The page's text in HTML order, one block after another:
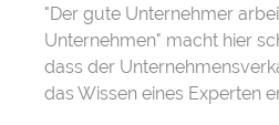
"Der gute Unternehmer
Unternehmen" macht hier
dass der
das Wissen eines Experten